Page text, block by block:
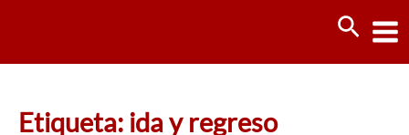
Etiqueta: ida y regreso